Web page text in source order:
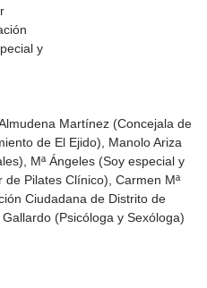
y
Martínez (Concejala de
de El Ejido), Manolo Ariza
Mª Ángeles (Soy especial y
Pilates Clínico), Carmen Mª
Ciudadana de Distrito de
(Psicóloga y Sexóloga)